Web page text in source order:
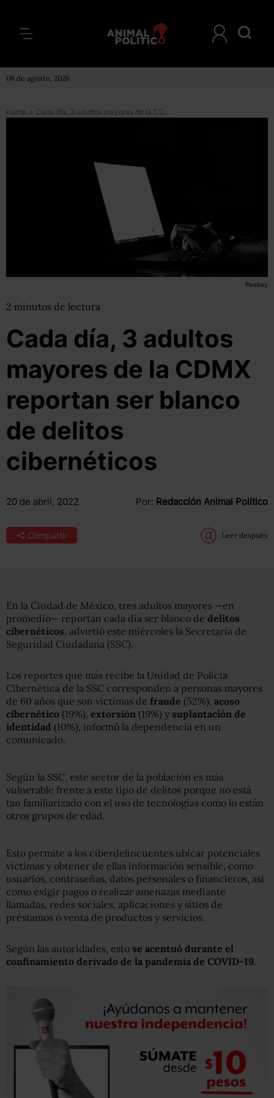
08 de agosto, 2026
Home > Cada día, 3 adultos mayores de la CDMX reportan ser blanco de delitos cibernéticos
Pixabay
2 minutos de lectura
Cada día, 3 adultos
mayores de la CDMX
reportan ser blanco
de delitos
cibernéticos
20 de abril, 2022 Por: Redacción Animal Político
Compartir Leer después
En la Ciudad de México, tres adultos mayores —en
promedio— reportan cada día ser blanco de delitos
cibernéticos, advirtió este miércoles la Secretaría de
Seguridad Ciudadana (SSC).
Los reportes que más recibe la Unidad de Policía
Cibernética de la SSC corresponden a personas mayores
de 60 años que son víctimas de fraude (52%), acoso
cibernético (19%), extorsión (19%) y suplantación de
identidad (10%), informó la dependencia en un
comunicado.
Según la SSC, este sector de la población es más
vulnerable frente a este tipo de delitos porque no está
tan familiarizado con el uso de tecnologías como lo están
otros grupos de edad.
Esto permite a los ciberdelincuentes ubicar potenciales
víctimas y obtener de ellas información sensible, como
usuarios, contraseñas, datos personales o financieros, así
como exigir pagos o realizar amenazas mediante
llamadas, redes sociales, aplicaciones y sitios de
préstamos o venta de productos y servicios.
Según las autoridades, esto se acentuó durante el
confinamiento derivado de la pandemia de COVID-19.